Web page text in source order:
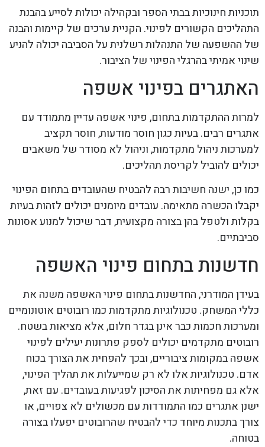
תוכניות חינוכיות בבתי הספר ובקהילה יכולות לסייע בהבנת
התהליכים הקשורים לפינוי. הקניית ערכים של קיימות והבנה
של ההשפעה של התנהלות רשלנית על הסביבה יכולה להניע
שינוי אמיתי בהרגלי הפינוי של הציבור.
האתגרים בפינוי אשפה
למרות ההתקדמות בתחום, פינוי אשפה עדיין מתמודד עם
אתגרים רבים. בעיות כגון חוסר מודעות, חוסר תקציב
למערכות ניהול מתקדמות, וניהול לא מסודר של משאבים
יכולים להוביל לקריסת תהליכים.
כמו כן, ישנה חשיבות רבה להבטיח שהעובדים בתחום הפינוי
יקבלו הכשרה מתאימה. עובדים מיומנים יכולים לזהות בעיות
בקלות ולטפל בהן בצורה מקצועית, דבר שיכול למנוע אסונות
סביבתיים.
חדשנות בתחום פינוי האשפה
בעידן המודרני, החדשנות בתחום פינוי האשפה משנה את
כללי המשחק. טכנולוגיות מתקדמות כמו רובוטים אוטונומיים
ומערכות חכמות כבר אינן בגדר חלום, אלא מציאות בשטח.
רובוטים מתקדמים יכולים לספק פתרונות יעילים לפינוי
אשפה במקומות ציבוריים, ובכך להפחית את הצורך בכוח
אדם. טכנולוגיות אלו לא רק שמייעלות את תהליך הפינוי,
אלא גם מפחיתות את הסיכון לפגיעות בעובדים. עם זאת,
ישנן אתגרים כמו התמודדות עם מכשולים לא צפויים, או
צורך בתכנות מיוחד כדי להבטיח שהרובוטים יפעלו בצורה
בטוחה.